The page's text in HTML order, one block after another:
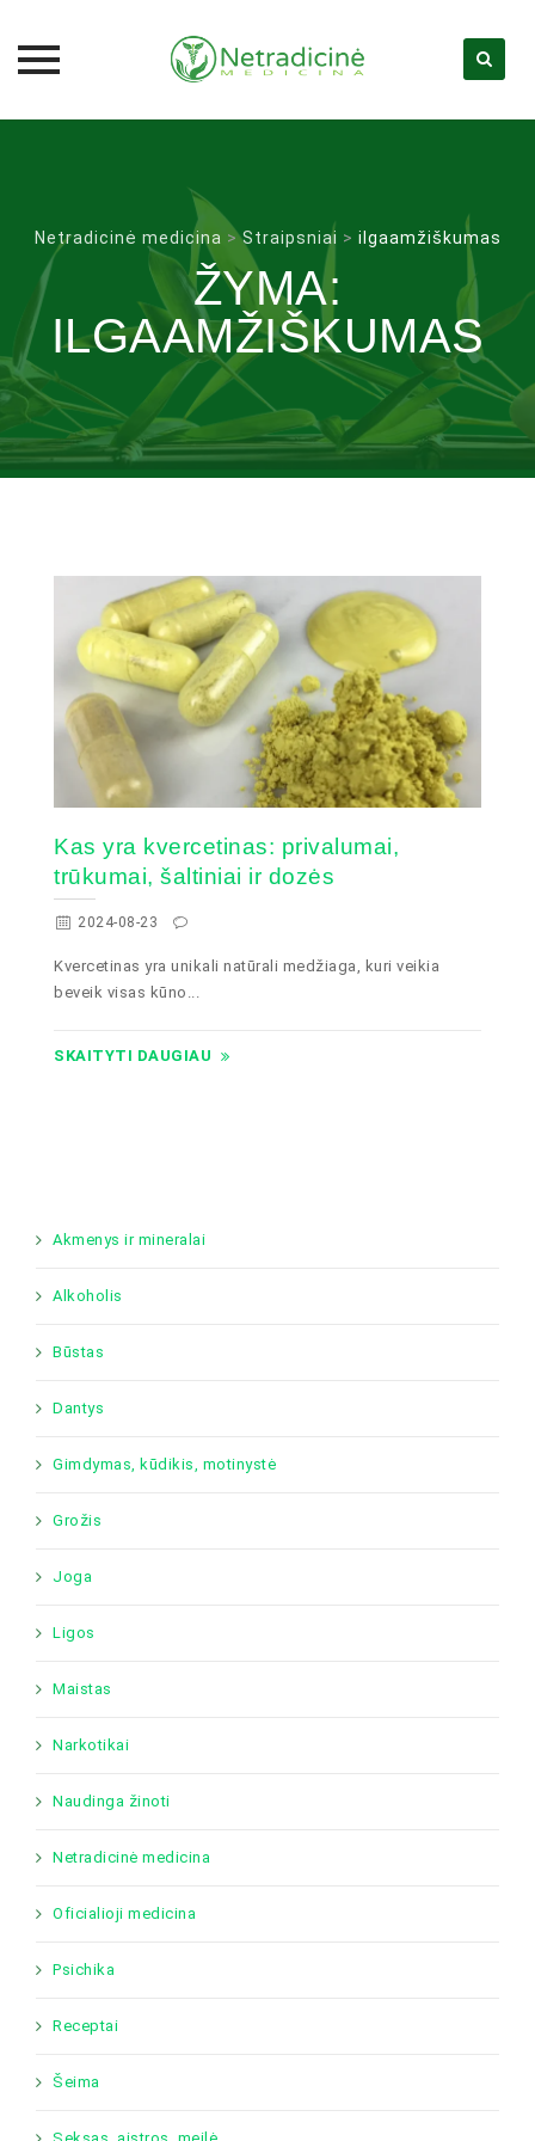
Netradicinė medicina >Straipsniai > ilgaamžiškumas
ŽYMA:
ILGAAMŽIŠKUMAS
Kas yra kvercetinas: privalumai,
trūkumai, šaltiniai ir dozės
2024-08-23
Kvercetinas yra unikali natūrali medžiaga, kuri veikia
beveik visas kūno...
SKAITYTI DAUGIAU
Akmenys ir mineralai
Alkoholis
Būstas
Dantys
Gimdymas, kūdikis, motinystė
Grožis
Joga
Ligos
Maistas
Narkotikai
Naudinga žinoti
Netradicinė medicina
Oficialioji medicina
Psichika
Receptai
Šeima